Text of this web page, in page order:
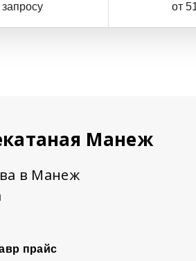
от
Манеж
в Манеж
прайс